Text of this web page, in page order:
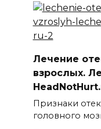
Лечение
взрослых.
Признаки
головного